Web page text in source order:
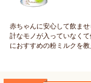
赤ちゃんに安心して飲ま
計なモノが入っていなく
におすすめの粉ミルクを教